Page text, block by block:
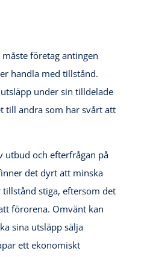
företag antingen
handla med tillstånd.
under sin tilldelade
till andra som har svårt att
utbud och efterfrågan på
det dyrt att minska
stiga, eftersom det
förorena. Omvänt kan
sina utsläpp sälja
ett ekonomiskt